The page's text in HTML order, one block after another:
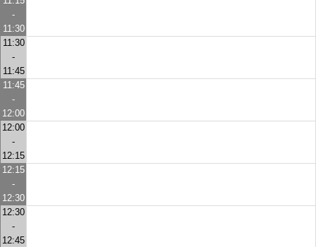
-
11:30
11:30
-
11:45
11:45
-
12:00
12:00
-
12:15
12:15
-
12:30
12:30
-
12:45